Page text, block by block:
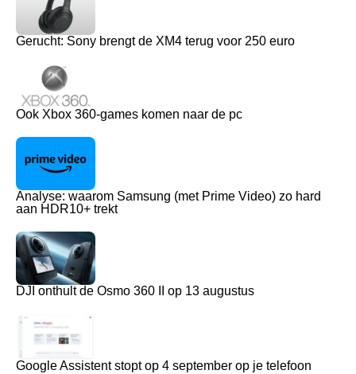
Gerucht: Sony brengt de XM4 terug voor 250 euro
Ook Xbox 360-games komen naar de pc
Analyse: waarom Samsung (met Prime Video) zo hard
aan HDR10+ trekt
DJI onthult de Osmo 360 II op 13 augustus
Google Assistent stopt op 4 september op je telefoon